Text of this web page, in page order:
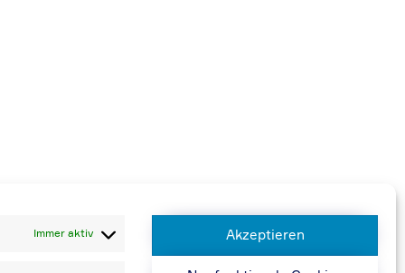
Immer aktiv Akzeptieren